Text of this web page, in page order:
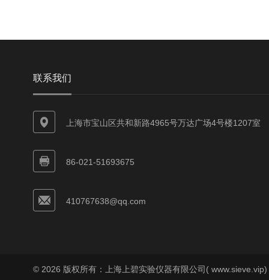
联系我们
上海市宝山区共和新路4965号万达广场4号楼1207室
86-021-51693675
410767638@qq.com
© 2026 版权所有：上海上碧实验仪器有限公司(